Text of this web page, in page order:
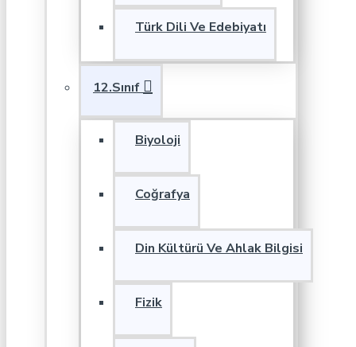
Türk Dili Ve Edebiyatı
12.Sınıf
Biyoloji
Coğrafya
Din Kültürü Ve Ahlak Bilgisi
Fizik